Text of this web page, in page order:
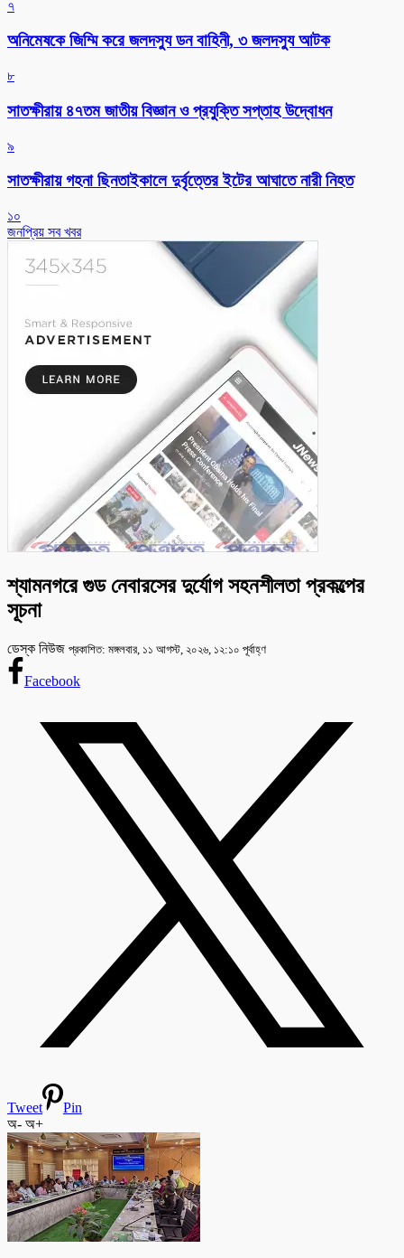
৭
অনিমেষকে জিম্মি করে জলদস্যু ডন বাহিনী, ৩ জলদস্যু আটক
৮
সাতক্ষীরায় ৪৭তম জাতীয় বিজ্ঞান ও প্রযুক্তি সপ্তাহ উদ্বোধন
৯
সাতক্ষীরায় গহনা ছিনতাইকালে দুর্বৃত্তের ইটের আঘাতে নারী নিহত
১০
জনপ্রিয় সব খবর
শ্যামনগরে গুড নেবারসের দুর্যোগ সহনশীলতা প্রকল্পের
সূচনা
ডেস্ক নিউজ প্রকাশিত: মঙ্গলবার, ১১ আগস্ট, ২০২৬, ১২:১০ পূর্বাহ্ণ
Facebook
Tweet
Pin
অ- অ+